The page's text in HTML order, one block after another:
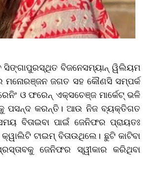
ସିଙ୍ଗାପୁରସ୍ଥିତ ବିଜନେସମ୍ୟାନ୍ ୱିଲିୟମ
ମନୋରଞ୍ଜନ ଜଗତ ସହ କୌଣସି ସମ୍ପର୍କ
ଓ ଫରେନ୍ ଏକ୍ସଚେଞ୍ଜ ମାର୍କେଟ୍ ଭଳି
ପସନ୍ଦ କରନ୍ତି। ଆଉ ନିଜ ବ୍ୟକ୍ତିଗତ
ବିତାଇବା ପାଇଁ ଜେନିଫର ପ୍ରାୟତଃ
ଟାଇମ୍ ବିତାଉଥିଲେ। ଛୁଟି କାଟିବା
ଜେନିଫର ସ୍ୱୀକାର କରିଥିବା